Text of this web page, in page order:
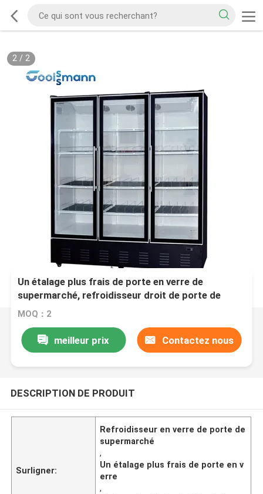
2/ 2
Un étalage plus frais de porte en verre de
supermarché, refroidisseur droit de porte de
220V 50HZ trois
MOQ：2
meilleur prix Contactez nous
DESCRIPTION DE PRODUIT
Surligner:
Refroidisseur en verre de porte de
supermarché
,
Un étalage plus frais de porte en v
erre
,